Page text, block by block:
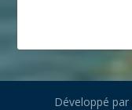
Développé par